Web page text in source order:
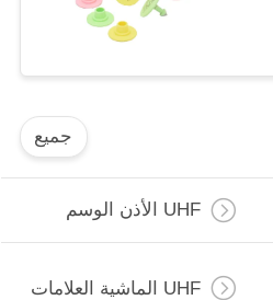
جميع
UHF الأذن الوسم
UHF الماشية العلامات